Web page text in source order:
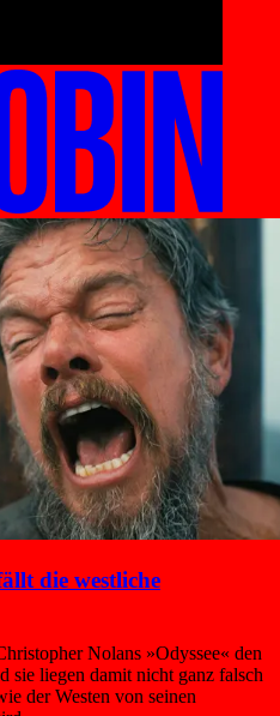
die westliche
Nolans »Odyssee« den
sie liegen damit nicht ganz falsch
der Westen von seinen